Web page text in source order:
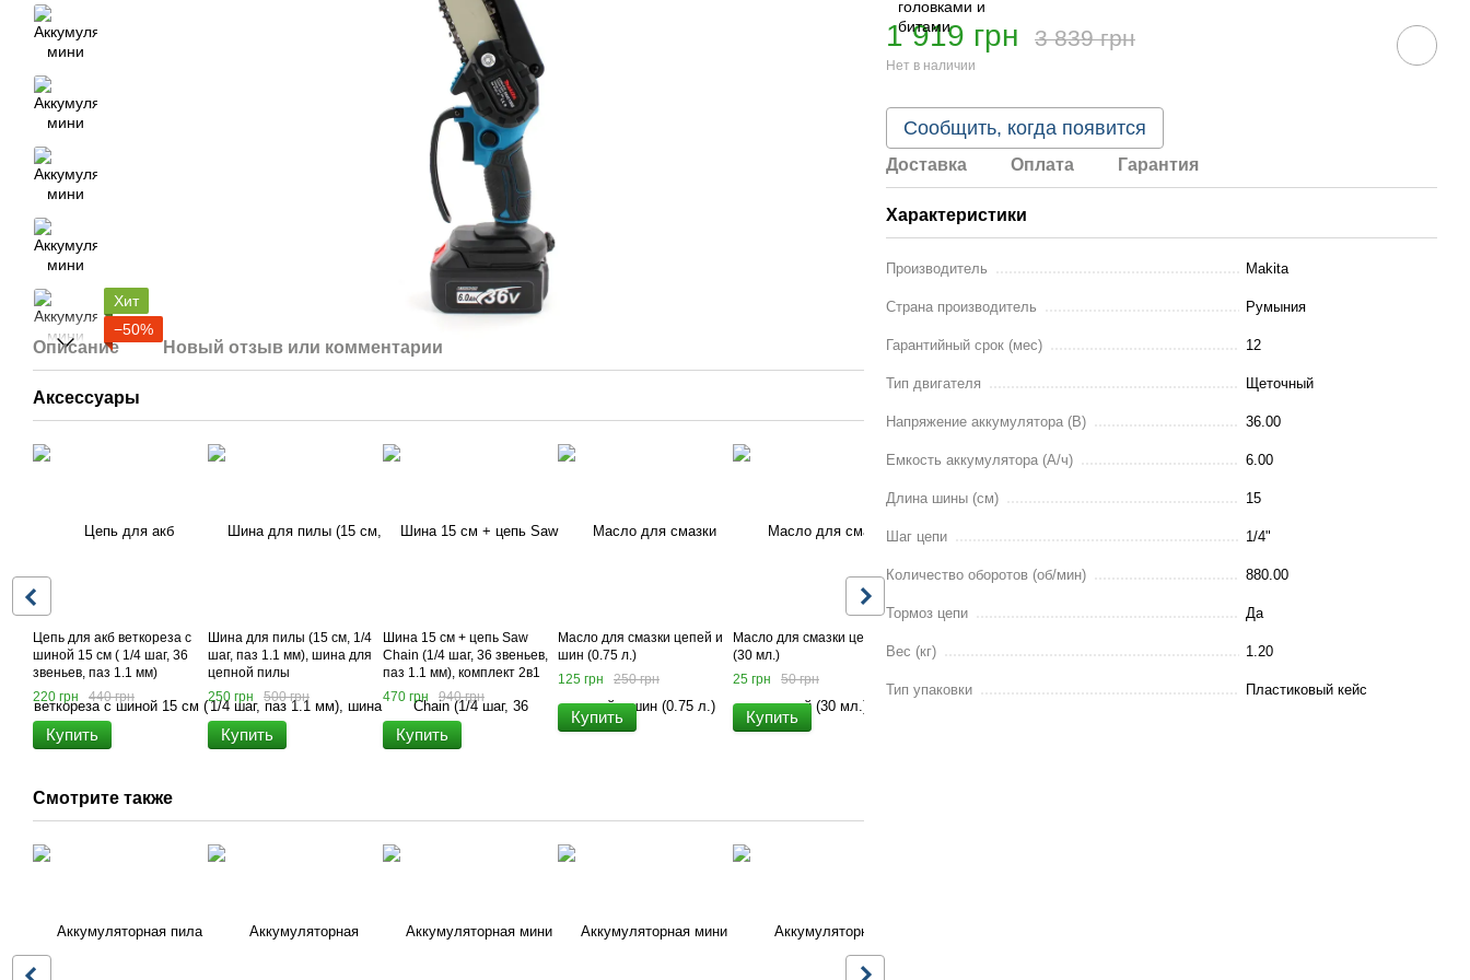
Хит
−50%
Описание Новый отзыв или комментарий
Аксессуары
Цепь для акб веткореза с
шиной 15 см ( 1/4 шаг, 36
звеньев, паз 1.1 мм)
220 грн
440 грн
Купить
Шина для пилы (15 см, 1/4
шаг, паз 1.1 мм), шина для
цепной пилы
250 грн
500 грн
Купить
Шина 15 см + цепь Saw
Chain (1/4 шаг, 36 звеньев,
паз 1.1 мм), комплект 2в1
для пилы
470 грн 940 грн
Купить
Масло для смазки цепей и
шин (0.75 л.)
125 грн
250 грн
Купить
Масло для смазки цепей
(30 мл.)
25 грн
50 грн
Купить
возможностью регулировки
50 грн
100 грн
Смотрите также
1 919 грн 3 839 грн
Нет в наличии
Сообщить, когда появится
Доставка Оплата Гарантия
Характеристики
Производитель Makita
Страна производитель Румыния
Гарантийный срок (мес) 12
Тип двигателя Щеточный
Напряжение аккумулятора (В) 36.00
Емкость аккумулятора (А/ч) 6.00
Длина шины (см) 15
Шаг цепи 1/4"
Количество оборотов (об/мин) 880.00
Тормоз цепи Да
Вес (кг) 1.20
Тип упаковки Пластиковый кейс